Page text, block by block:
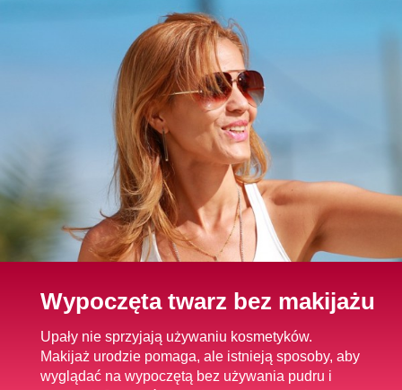
Wypoczęta twarz bez makijażu
Upały nie sprzyjają używaniu kosmetyków.
Makijaż urodzie pomaga, ale istnieją sposoby, aby
wyglądać na wypoczętą bez używania pudru i